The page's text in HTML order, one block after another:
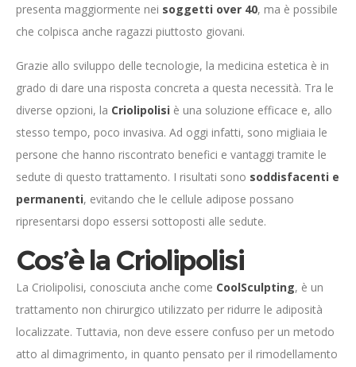
presenta maggiormente nei soggetti over 40, ma è possibile
che colpisca anche ragazzi piuttosto giovani.
Grazie allo sviluppo delle tecnologie, la medicina estetica è in
grado di dare una risposta concreta a questa necessità. Tra le
diverse opzioni, la Criolipolisi è una soluzione efficace e, allo
stesso tempo, poco invasiva. Ad oggi infatti, sono migliaia le
persone che hanno riscontrato benefici e vantaggi tramite le
sedute di questo trattamento. I risultati sono soddisfacenti e
permanenti, evitando che le cellule adipose possano
ripresentarsi dopo essersi sottoposti alle sedute.
Cos’è la Criolipolisi
La Criolipolisi, conosciuta anche come CoolSculpting, è un
trattamento non chirurgico utilizzato per ridurre le adiposità
localizzate. Tuttavia, non deve essere confuso per un metodo
atto al dimagrimento, in quanto pensato per il rimodellamento